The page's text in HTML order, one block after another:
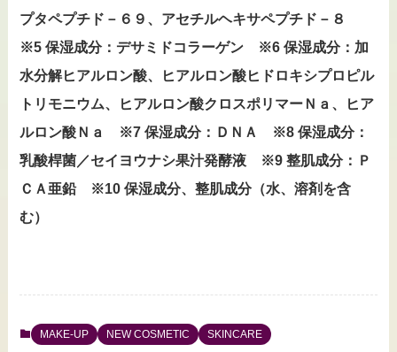
プタペプチド－６９、アセチルヘキサペプチド－８
※5 保湿成分：デサミドコラーゲン ※6 保湿成分：加
水分解ヒアルロン酸、ヒアルロン酸ヒドロキシプロピル
トリモニウム、ヒアルロン酸クロスポリマーＮａ、ヒア
ルロン酸Ｎａ ※7 保湿成分：ＤＮＡ ※8 保湿成分：
乳酸桿菌／セイヨウナシ果汁発酵液 ※9 整肌成分：Ｐ
ＣＡ亜鉛 ※10 保湿成分、整肌成分（水、溶剤を含
む）
MAKE-UP NEW COSMETIC SKINCARE